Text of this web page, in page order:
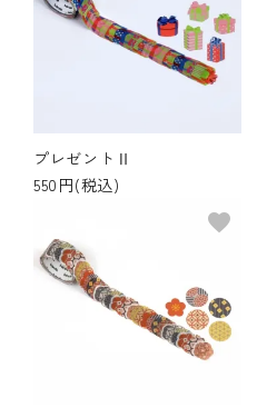
プレゼントⅡ
550円(税込)
favorite